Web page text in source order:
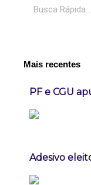
Mais recentes
PF e CGU
Adesivo